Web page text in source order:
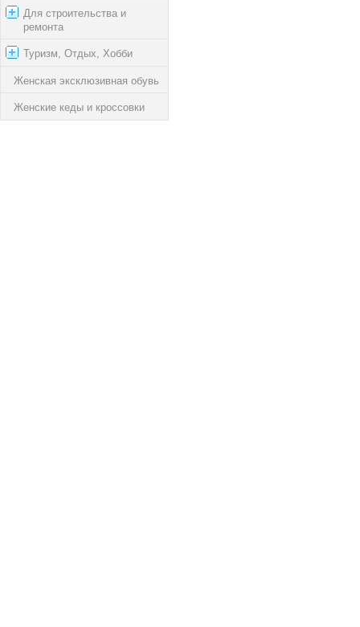
Для строительства и
ремонта
Туризм, Отдых, Хобби
Женская эксклюзивная обувь
Женские кеды и кроссовки